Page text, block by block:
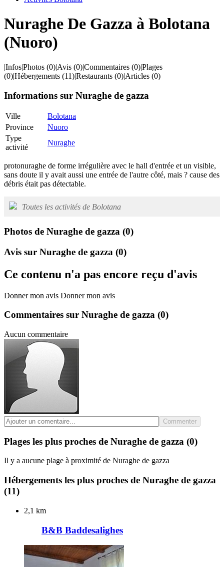
Nuraghe De Gazza à Bolotana
(Nuoro)
|Infos|Photos (0)|Avis (0)|Commentaires (0)|Plages
(0)|Hébergements (11)|Restaurants (0)|Articles (0)
Informations sur Nuraghe de gazza
Ville
Bolotana
Province
Nuoro
Type
activité
Nuraghe
protonuraghe de forme irrégulière avec le hall d'entrée et un visible,
sans doute il y avait aussi une entrée de l'autre côté, mais ? cause des
débris était pas détectable.
Toutes les activités de Bolotana
Photos de Nuraghe de gazza (0)
Avis sur Nuraghe de gazza (0)
Ce contenu n'a pas encore reçu d'avis
Donner mon avis Donner mon avis
Commentaires sur Nuraghe de gazza (0)
Aucun commentaire
Commenter
Plages les plus proches de Nuraghe de gazza (0)
Il y a aucune plage à proximité de Nuraghe de gazza
Hébergements les plus proches de Nuraghe de gazza
(11)
2,1 km
B&B Baddesalighes